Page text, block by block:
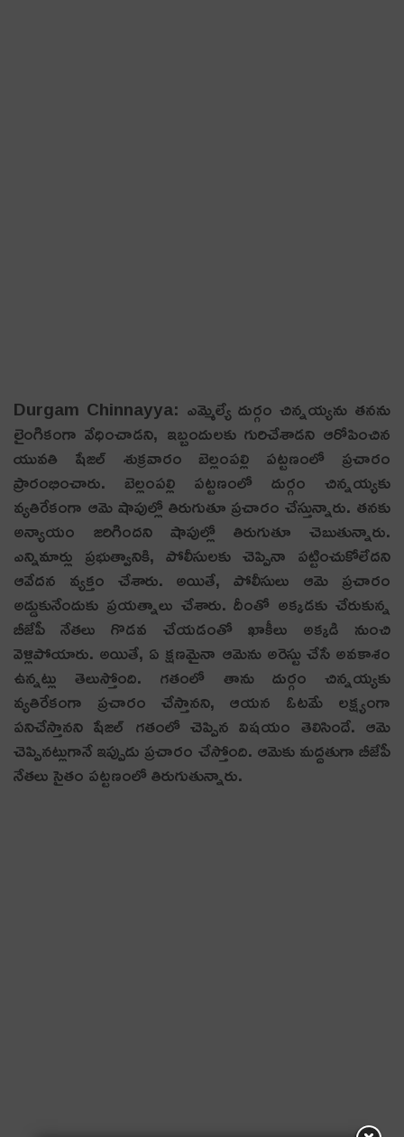
Durgam Chinnayya: ఎమ్మెల్యే దుర్గం చిన్న‌య్య‌ను త‌న‌ను
లైంగికంగా వేధించాడ‌ని, ఇబ్బందుల‌కు గురిచేశాడ‌ని ఆరోపించిన
యువ‌తి షేజ‌ల్ శుక్ర‌వారం బెల్లంప‌ల్లి ప‌ట్ట‌ణంలో ప్ర‌చారం
ప్రారంభించారు. బెల్లంప‌ల్లి ప‌ట్ట‌ణంలో దుర్గం చిన్న‌య్య‌కు
వ్య‌తిరేకంగా ఆమె షాపుల్లో తిరుగుతూ ప్ర‌చారం చేస్తున్నారు. త‌న‌కు
అన్యాయం జ‌రిగింద‌ని షాపుల్లో తిరుగుతూ చెబుతున్నారు.
ఎన్నిమార్లు ప్ర‌భుత్వానికి, పోలీసుల‌కు చెప్పినా ప‌ట్టించుకోలేద‌ని
ఆవేద‌న వ్య‌క్తం చేశారు. అయితే, పోలీసులు ఆమె ప్ర‌చారం
అడ్డుకునేందుకు ప్ర‌య‌త్నాలు చేశారు. దీంతో అక్క‌డ‌కు చేరుకున్న
బీజేపీ నేత‌లు గొడ‌వ చేయ‌డంతో ఖాకీలు అక్క‌డి నుంచి
వెళ్లిపోయారు. అయితే, ఏ క్ష‌ణ‌మైనా ఆమెను అరెస్టు చేసే అవ‌కాశం
ఉన్న‌ట్లు తెలుస్తోంది. గ‌తంలో తాను దుర్గం చిన్న‌య్య‌కు
వ్య‌తిరేకంగా ప్ర‌చారం చేస్తాన‌ని, ఆయ‌న ఓట‌మే ల‌క్ష్యంగా
ప‌నిచేస్తాన‌ని షేజ‌ల్ గ‌తంలో చెప్పిన విష‌యం తెలిసిందే. ఆమె
చెప్పిన‌ట్లుగానే ఇప్పుడు ప్ర‌చారం చేస్తోంది. ఆమెకు మ‌ద్ద‌తుగా బీజేపీ
నేత‌లు సైతం ప‌ట్ట‌ణంలో తిరుగుతున్నారు.